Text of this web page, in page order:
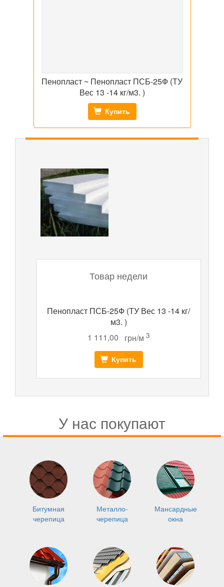
Пенопласт ~ Пенопласт ПСБ-25Ф (ТУ
Вес 13 -14 кг/м3. )
Купить
Товар недели
Пенопласт ПСБ-25Ф (ТУ Вес 13 -14 кг/
м3. )
1 111,00
грн/м 3
Купить
У нас покупают
Битумная
черепица
Металло-
черепица
Мансардные
окна